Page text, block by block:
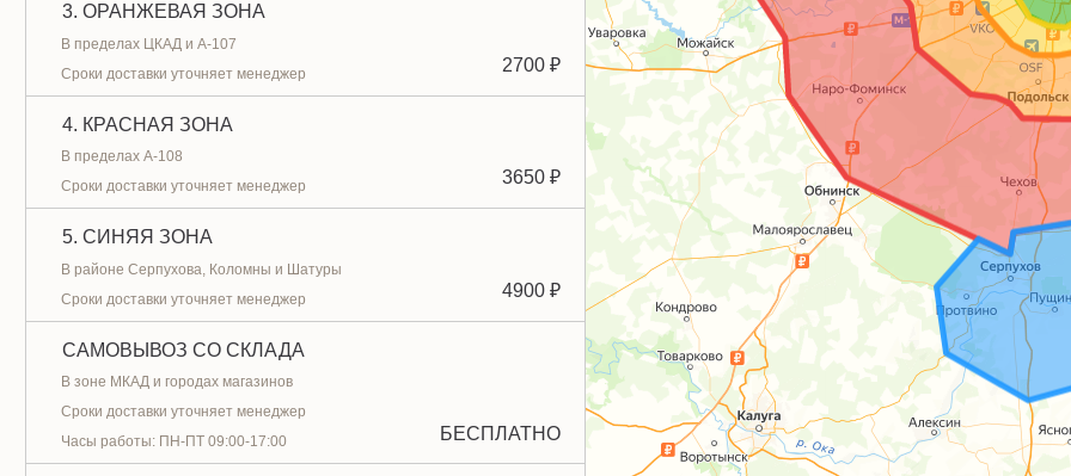
3. ОРАНЖЕВАЯ ЗОНА
В пределах ЦКАД и А-107
Сроки доставки уточняет менеджер
2700 ₽
4. КРАСНАЯ ЗОНА
В пределах А-108
Сроки доставки уточняет менеджер
3650 ₽
5. СИНЯЯ ЗОНА
В районе Серпухова, Коломны и Шатуры
Сроки доставки уточняет менеджер
4900 ₽
САМОВЫВОЗ СО СКЛАДА
В зоне МКАД и городах магазинов
Сроки доставки уточняет менеджер
Часы работы: ПН-ПТ 09:00-17:00
БЕСПЛАТНО